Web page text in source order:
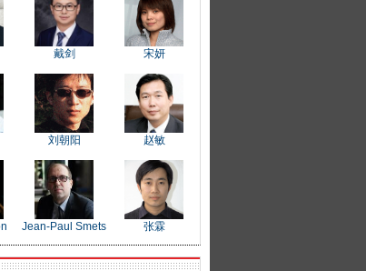
戴剑 宋妍
刘朝阳 赵敏
Jean-Paul Smets 张霖